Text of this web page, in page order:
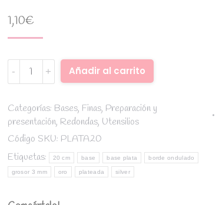
1,10€
Base
borde
Plata
diámetro
20
cm
/
3
Añadir al carrito Alternative:
Categorías: Bases, Finas, Preparación y
presentación, Redondas, Utensilios
Código SKU: PLATA20
Etiquetas:
20 cm base base plata borde ondulado
grosor 3 mm oro plateada silver